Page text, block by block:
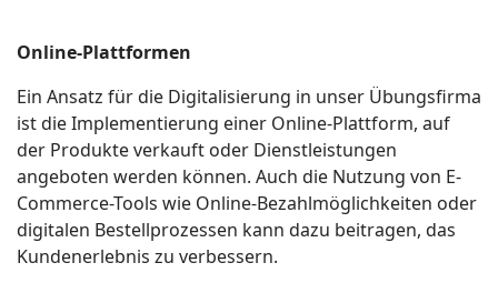
Online-Plattformen
Ein Ansatz für die Digitalisierung in unser Übungsfirma
ist die Implementierung einer Online-Plattform, auf
der Produkte verkauft oder Dienstleistungen
angeboten werden können. Auch die Nutzung von E-
Commerce-Tools wie Online-Bezahlmöglichkeiten oder
digitalen Bestellprozessen kann dazu beitragen, das
Kundenerlebnis zu verbessern.